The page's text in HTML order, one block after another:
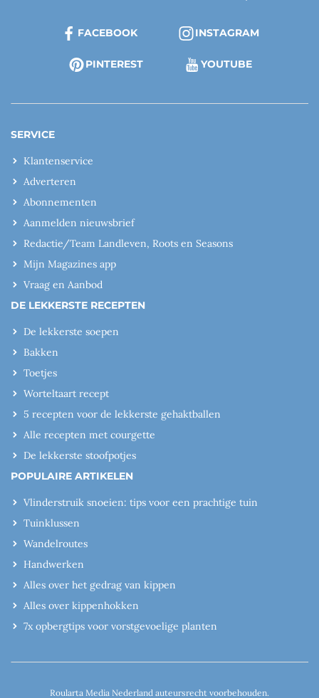
FACEBOOK INSTAGRAM
PINTEREST YOUTUBE
SERVICE
Klantenservice
Adverteren
Abonnementen
Aanmelden nieuwsbrief
Redactie/Team Landleven, Roots en Seasons
Mijn Magazines app
Vraag en Aanbod
DE LEKKERSTE RECEPTEN
De lekkerste soepen
Bakken
Toetjes
Worteltaart recept
5 recepten voor de lekkerste gehaktballen
Alle recepten met courgette
De lekkerste stoofpotjes
POPULAIRE ARTIKELEN
Vlinderstruik snoeien: tips voor een prachtige tuin
Tuinklussen
Wandelroutes
Handwerken
Alles over het gedrag van kippen
Alles over kippenhokken
7x opbergtips voor vorstgevoelige planten
Roularta Media Nederland auteursrecht voorbehouden.